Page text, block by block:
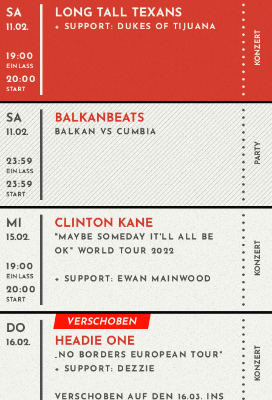
SA
11.02.
19:00
EINLASS
20:00
START
LONG TALL TEXANS
+ SUPPORT: DUKES OF TIJUANA
KONZERT
SA
11.02.
23:59
EINLASS
23:59
START
BALKANBEATS
BALKAN VS CUMBIA
PARTY
MI
15.02.
19:00
EINLASS
20:00
START
CLINTON KANE
"MAYBE SOMEDAY IT'LL ALL BE
OK" WORLD TOUR 2022
+ SUPPORT: EWAN MAINWOOD
KONZERT
DO
16.02.
VERSCHOBEN
HEADIE ONE
„NO BORDERS EUROPEAN TOUR"
+ SUPPORT: DEZZIE
VERSCHOBEN AUF DEN 16.03. INS
KONZERT